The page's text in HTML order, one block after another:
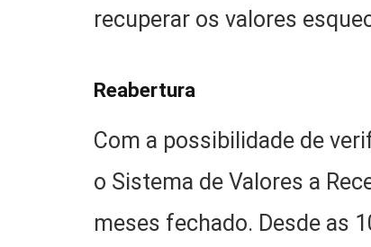
recuperar os valores
Reabertura
Com a possibilidade de
o Sistema de Valores a
meses fechado. Desde as